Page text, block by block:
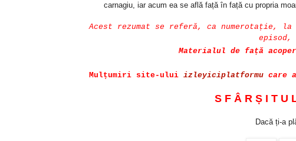
carnagiu, iar acum ea se află față în față cu propria
Acest rezumat se referă, ca numerotație,
episod,
Materialul de față
Mulțumiri site-ului izleyiciplatformu care
S F Â R Ș I T
Dacă ți-a